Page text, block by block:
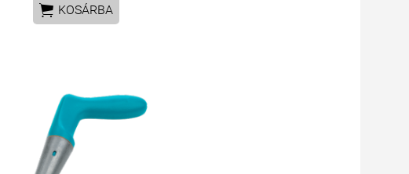
 KOSÁRBA